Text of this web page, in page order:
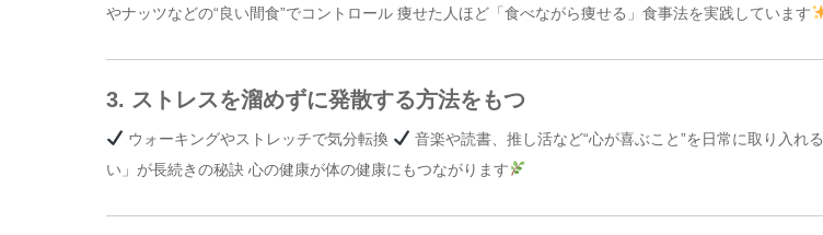
やナッツなどの“良い間食”でコントロール 痩せた人ほど「食べながら痩せる」食事法を実践しています
3. ストレスを溜めずに発散する方法をもつ
ウォーキングやストレッチで気分転換 音楽や読書、推し活など“心が喜ぶこと”を日常に取り入れる
い」が長続きの秘訣 心の健康が体の健康にもつながります